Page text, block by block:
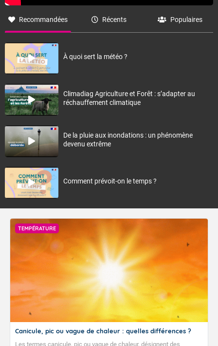
Recommandées Récents Populaires
À quoi sert la météo ?
Climadiag Agriculture et Forêt : s’adapter au
réchauffement climatique
De la pluie aux inondations : un phénomène
devenu extrême
Comment prévoit-on le temps ?
TEMPÉRATURE
Canicule, pic ou vague de chaleur : quelles différences ?
Les termes canicule, pic ou vague de chaleur, désignent des